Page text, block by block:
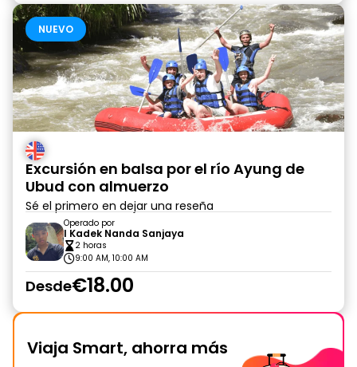
NUEVO
Excursión en balsa por el río Ayung de
Ubud con almuerzo
Sé el primero en dejar una reseña
Operado por
I Kadek Nanda Sanjaya
2 horas
9:00 AM, 10:00 AM
Desde€18.00
Viaja Smart, ahorra más